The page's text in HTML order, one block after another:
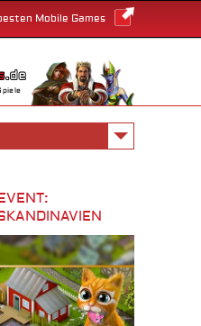
Mobile Games